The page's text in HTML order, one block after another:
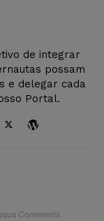
de integrar
possam
e delegar cada
Portal.
Comments